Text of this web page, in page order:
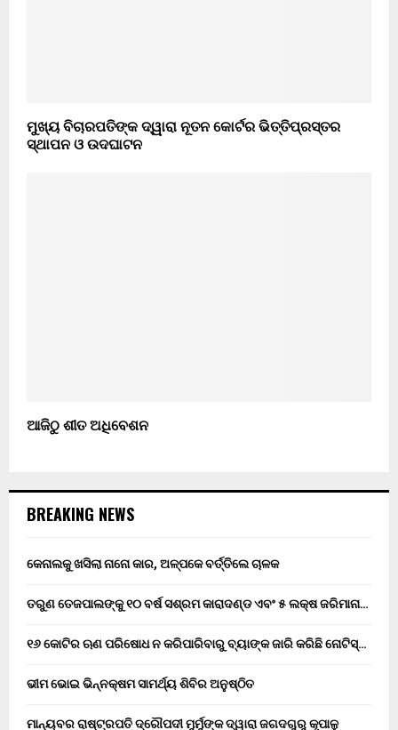
ମୁଖ୍ୟ ବିଚାରପତିଙ୍କ ଦ୍ୱାରା ନୂତନ କୋର୍ଟର ଭିତ୍ତିପ୍ରସ୍ତର
ସ୍ଥାପନ ଓ ଉଦଘାଟନ
ଆଜିଠୁ ଶୀତ ଅଧିବେଶନ
BREAKING NEWS
କେନାଲକୁ ଖସିଲା ନାନୋ କାର, ଅଳ୍ପକେ ବର୍ତ୍ତିଲେ ଚାଳକ
ତରୁଣ ତେଜପାଲଙ୍କୁ ୧୦ ବର୍ଷ ସଶ୍ରମ କାରାଦଣ୍ଡ ଏବଂ ₹୫ ଲକ୍ଷ ଜରିମାନା…
୧୬ କୋଟିର ଋଣ ପରିଷୋଧ ନ କରିପାରିବାରୁ ବ୍ୟାଙ୍କ ଜାରି କରିଛି ନୋଟିସ୍…
ଭୀମ ଭୋଇ ଭିନ୍ନକ୍ଷମ ସାମର୍ଥ୍ୟ ଶିବିର ଅନୁଷ୍ଠିତ
ମାନ୍ୟବର ରାଷ୍ଟ୍ରପତି ଦ୍ରୌପଦୀ ମୁର୍ମୁଙ୍କ ଦ୍ୱାରା ଜଗଦଗୁରୁ କୃପାଳୁ